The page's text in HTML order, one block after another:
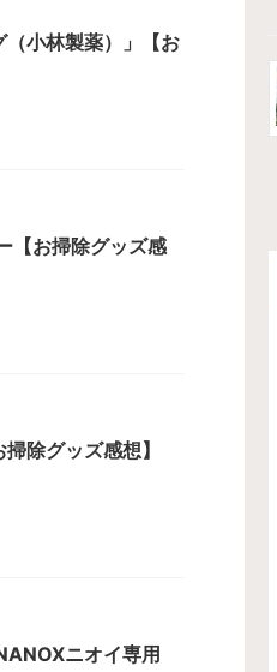
小林製薬）」【お
【お掃除グッズ感
除グッズ感想】
ニオイ専用